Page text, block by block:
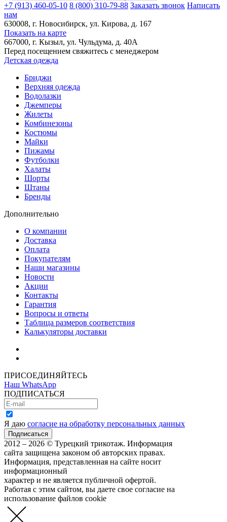
+7 (913) 460-05-10 8 (800) 310-79-88 Заказать звонок Написать
нам
630008, г. Новосибирск, ул. Кирова, д. 167
Показать на карте
667000, г. Кызыл, ул. Чульдума, д. 40А
Перед посещением свяжитесь с менеджером
Детская одежда
Бриджи
Верхняя одежда
Водолазки
Джемперы
Жилеты
Комбинезоны
Костюмы
Майки
Пижамы
Футболки
Халаты
Шорты
Штаны
Бренды
Дополнительно
О компании
Доставка
Оплата
Покупателям
Наши магазины
Новости
Акции
Контакты
Гарантия
Вопросы и ответы
Таблица размеров соответствия
Калькуляторы доставки
ПРИСОЕДИНЯЙТЕСЬ
Наш WhatsApp
ПОДПИСАТЬСЯ
Я даю согласие на обработку персональных данных
2012 – 2026 © Турецкий трикотаж. Информация
сайта защищена законом об авторских правах.
Информация, представленная на сайте носит
информационный
характер и не является публичной офертой.
Работая с этим сайтом, вы даете свое согласие на
использование файлов cookie